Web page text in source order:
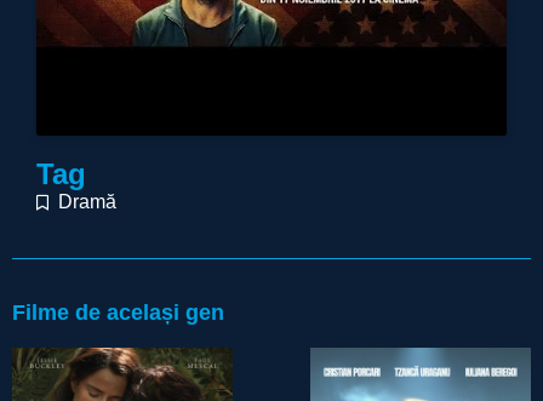
Tag
Dramă
Filme de același gen